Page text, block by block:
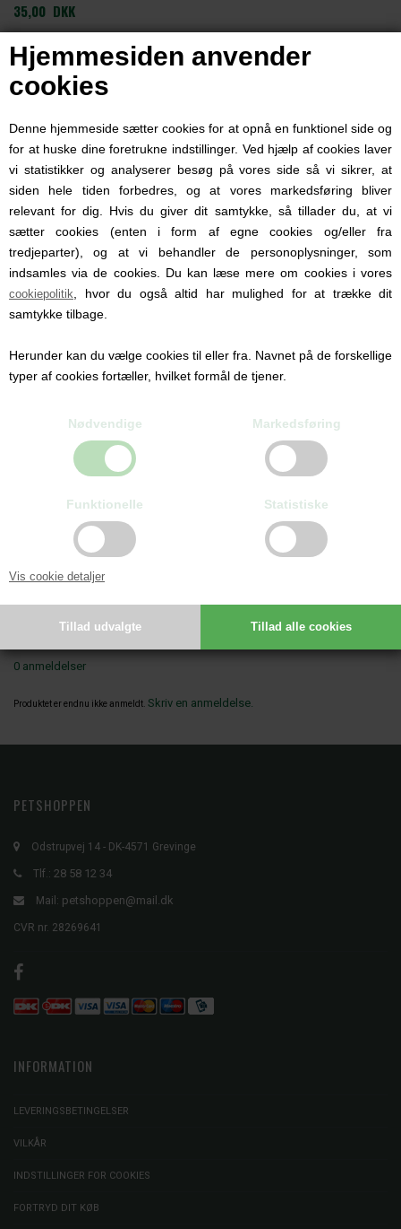
Hjemmesiden anvender
cookies
Denne hjemmeside sætter cookies for at opnå en funktionel side og
for at huske dine foretrukne indstillinger. Ved hjælp af cookies laver
vi statistikker og analyserer besøg på vores side så vi sikrer, at
siden hele tiden forbedres, og at vores markedsføring bliver
relevant for dig. Hvis du giver dit samtykke, så tillader du, at vi
sætter cookies (enten i form af egne cookies og/eller fra
tredjeparter), og at vi behandler de personoplysninger, som
indsamles via de cookies. Du kan læse mere om cookies i vores
cookiepolitik , hvor du også altid har mulighed for at trække dit
samtykke tilbage.
Herunder kan du vælge cookies til eller fra. Navnet på de forskellige
typer af cookies fortæller, hvilket formål de tjener.
Nødvendige Markedsføring
Funktionelle Statistiske
Vis cookie detaljer
35,00 DKK
Varenummer:
Leveringstid: Lev. 1-2 dage
Indbydende bløde godbidder formet som små kødben i forskellige
farver.
Perfekt som træningsgodbidder eller som en lille belønning til
Størrelse ca. 1 cm
Indhold: råprotein 20%, råaske 3,0%, råfedt 6,0%, råfibre 3,0%,
0 anmeldelser
Produktet er endnu ikke anmeldt. Skriv en anmeldelse.
PETSHOPPEN
Odstrupvej 14 - DK-4571 Grevinge
Tlf.: 28 58 12 34
Mail: petshoppen@mail.dk
CVR nr. 28269641
INFORMATION
LEVERINGSBETINGELSER
VILKÅR
INDSTILLINGER FOR COOKIES
FORTRYD DIT KØB